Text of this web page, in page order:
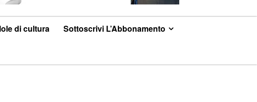
di cultura Sottoscrivi L’Abbonamento